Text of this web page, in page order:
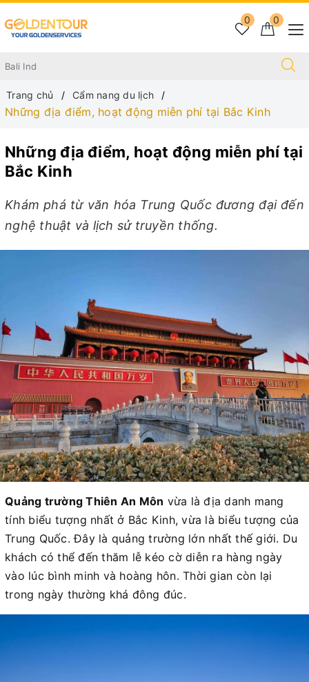
0
0
Trang chủ Cẩm nang du lịch
Những địa điểm, hoạt động miễn phí tại Bắc Kinh
Những địa điểm, hoạt động miễn phí tại
Bắc Kinh
Khám phá từ văn hóa Trung Quốc đương đại đến
nghệ thuật và lịch sử truyền thống.
Quảng trường Thiên An Môn vừa là địa danh mang
tính biểu tượng nhất ở Bắc Kinh, vừa là biểu tượng của
Trung Quốc. Đây là quảng trường lớn nhất thế giới. Du
khách có thể đến thăm lễ kéo cờ diễn ra hàng ngày
vào lúc bình minh và hoàng hôn. Thời gian còn lại
trong ngày thường khá đông đúc.